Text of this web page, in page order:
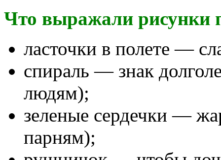
Что выражали рисунки
ласточки в полете —
спираль — знак
людям);
зеленые сердечки —
парням);